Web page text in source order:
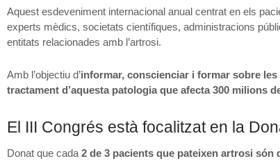
Aquest esdeveniment internacional anual centrat en els
experts mèdics, societats científiques, administracions
entitats relacionades amb l’artrosi.
Amb l’objectiu d’informar, conscienciar i formar sobre
tractament d’aquesta patologia que afecta 300 milions
El III Congrés està focalitzat en la
Donat que cada 2 de 3 pacients que pateixen artrosi són